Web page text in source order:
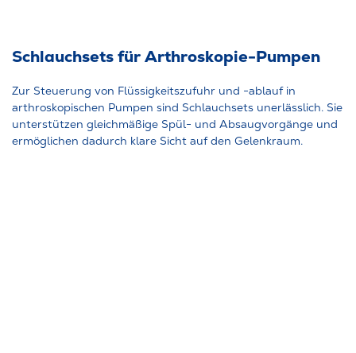
Schlauchsets für Arthroskopie-Pumpen
Zur Steuerung von Flüssigkeitszufuhr und -ablauf in
arthroskopischen Pumpen sind Schlauchsets unerlässlich. Sie
unterstützen gleichmäßige Spül- und Absaugvorgänge und
ermöglichen dadurch klare Sicht auf den Gelenkraum.